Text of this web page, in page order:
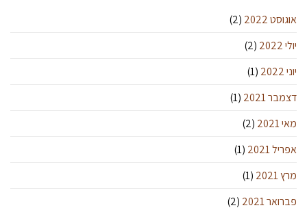
אוגוסט 2022
(2)
יולי 2022
(2)
יוני 2022
(1)
דצמבר 2021
(1)
מאי 2021
(2)
אפריל 2021
(1)
מרץ 2021
(1)
פברואר 2021
(2)